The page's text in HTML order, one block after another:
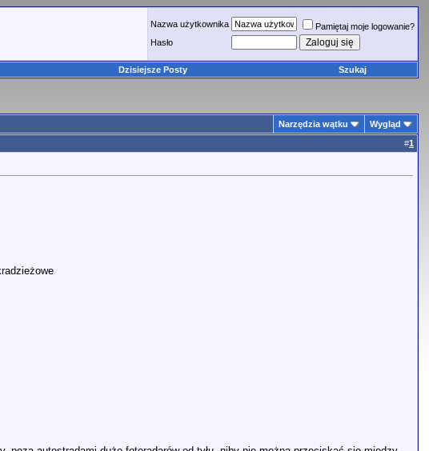
Nazwa użytkownika
Pamiętaj moje logowanie?
Hasło
Dzisiejsze Posty Szukaj
Narzędzia wątku
Wygląd
#1